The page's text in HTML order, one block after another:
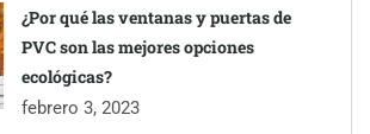
¿Por qué las ventanas y puertas de
PVC son las mejores opciones
ecológicas?
febrero 3, 2023